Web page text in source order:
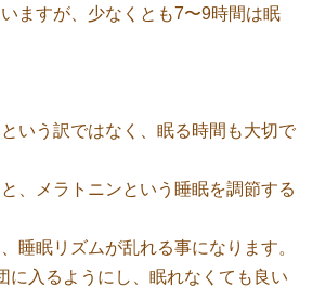
ますが、少なくとも7〜9時間は眠
いう訳ではなく、眠る時間も大切で
、メラトニンという睡眠を調節する
睡眠リズムが乱れる事になります。
に入るようにし、眠れなくても良い